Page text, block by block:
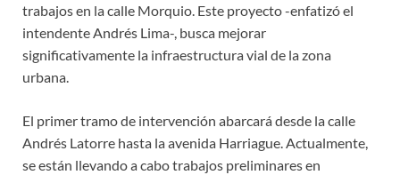
trabajos en la calle Morquio. Este proyecto -enfatizó el
intendente Andrés Lima-, busca mejorar
significativamente la infraestructura vial de la zona
urbana.
El primer tramo de intervención abarcará desde la calle
Andrés Latorre hasta la avenida Harriague. Actualmente,
se están llevando a cabo trabajos preliminares en